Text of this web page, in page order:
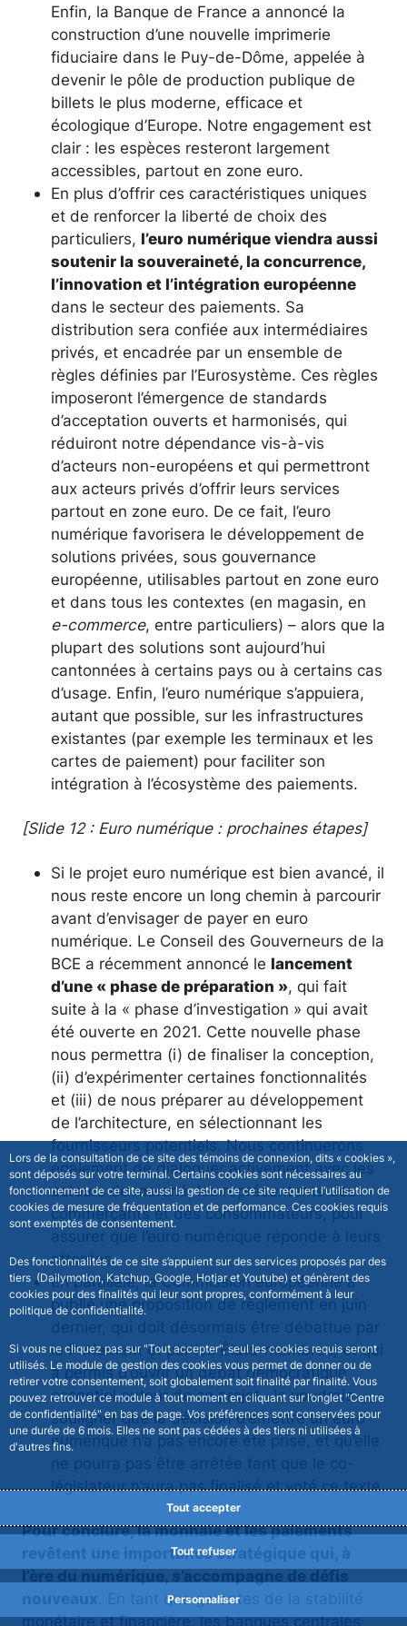
Lors de la consultation de ce site des témoins de connexion, dits « cookies »,
sont déposés sur votre terminal. Certains cookies sont nécessaires au
fonctionnement de ce site, aussi la gestion de ce site requiert l’utilisation de
cookies de mesure de fréquentation et de performance. Ces cookies requis
sont exemptés de consentement.
Des fonctionnalités de ce site s’appuient sur des services proposés par des
tiers (Dailymotion, Katchup, Google, Hotjar et Youtube) et génèrent des
cookies pour des finalités qui leur sont propres, conformément à leur
politique de confidentialité.
Si vous ne cliquez pas sur "Tout accepter", seul les cookies requis seront
utilisés. Le module de gestion des cookies vous permet de donner ou de
retirer votre consentement, soit globalement soit finalité par finalité. Vous
pouvez retrouver ce module à tout moment en cliquant sur l’onglet "Centre
de confidentialité" en bas de page. Vos préférences sont conservées pour
une durée de 6 mois. Elles ne sont pas cédées à des tiers ni utilisées à
d'autres fins.
Tout accepter
Tout refuser
Personnaliser
Enfin, la Banque de France a annoncé la
construction d’une nouvelle imprimerie
fiduciaire dans le Puy-de-Dôme, appelée à
devenir le pôle de production publique de
billets le plus moderne, efficace et
écologique d’Europe. Notre engagement est
clair : les espèces resteront largement
accessibles, partout en zone euro.
En plus d’offrir ces caractéristiques uniques
et de renforcer la liberté de choix des
particuliers, l’euro numérique viendra aussi
soutenir la souveraineté, la concurrence,
l’innovation et l’intégration européenne
dans le secteur des paiements. Sa
distribution sera confiée aux intermédiaires
privés, et encadrée par un ensemble de
règles définies par l’Eurosystème. Ces règles
imposeront l’émergence de standards
d’acceptation ouverts et harmonisés, qui
réduiront notre dépendance vis-à-vis
d’acteurs non-européens et qui permettront
aux acteurs privés d’offrir leurs services
partout en zone euro. De ce fait, l’euro
numérique favorisera le développement de
solutions privées, sous gouvernance
européenne, utilisables partout en zone euro
et dans tous les contextes (en magasin, en
e-commerce, entre particuliers) – alors que la
plupart des solutions sont aujourd’hui
cantonnées à certains pays ou à certains cas
d’usage. Enfin, l’euro numérique s’appuiera,
autant que possible, sur les infrastructures
existantes (par exemple les terminaux et les
cartes de paiement) pour faciliter son
intégration à l’écosystème des paiements.
[Slide 12 : Euro numérique : prochaines étapes]
Si le projet euro numérique est bien avancé, il
nous reste encore un long chemin à parcourir
avant d’envisager de payer en euro
numérique. Le Conseil des Gouverneurs de la
BCE a récemment annoncé le lancement
d’une « phase de préparation », qui fait
suite à la « phase d’investigation » qui avait
été ouverte en 2021. Cette nouvelle phase
nous permettra (i) de finaliser la conception,
(ii) d’expérimenter certaines fonctionnalités
et (iii) de nous préparer au développement
de l’architecture, en sélectionnant les
fournisseurs potentiels. Nous continuerons
également de dialoguer activement avec les
acteurs de marché, les représentants des
commerçants et des consommateurs, pour
assurer que l’euro numérique réponde à leurs
attentes.
En parallèle, la Commission européenne a
publié une proposition de règlement en juin
le Parlement et par les États-membres, et qui
a permis d’ouvrir un débat démocratique
essentiel autour de ce projet. Je voudrais
souligner que la décision d’émettre un euro
numérique n’a pas encore été prise, et qu’elle
législateur n’aura pas finalisé et voté ce texte.
Pour conclure, la monnaie et les paiements
revêtent une importance stratégique qui, à
l’ère du numérique, s’accompagne de défis
. En tant que garantes de la stabilité
monétaire et financière, les banques centrales